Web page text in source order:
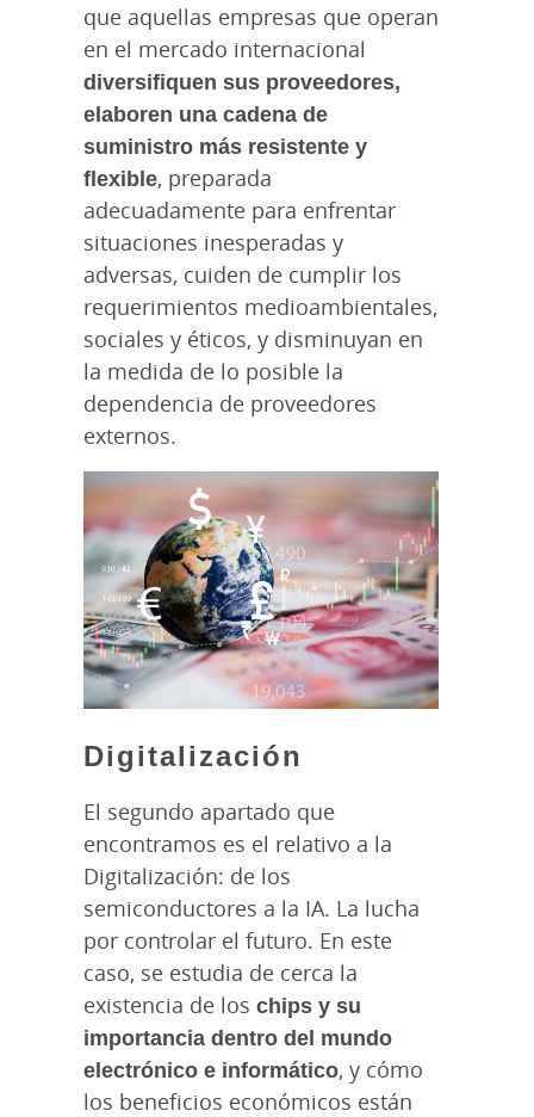
que aquellas empresas que operan
en el mercado internacional
diversifiquen sus proveedores,
elaboren una cadena de
suministro más resistente y
flexible, preparada
adecuadamente para enfrentar
situaciones inesperadas y
adversas, cuiden de cumplir los
requerimientos medioambientales,
sociales y éticos, y disminuyan en
la medida de lo posible la
dependencia de proveedores
externos.
Digitalización
El segundo apartado que
encontramos es el relativo a la
Digitalización: de los
semiconductores a la IA. La lucha
por controlar el futuro. En este
caso, se estudia de cerca la
existencia de los chips y su
importancia dentro del mundo
electrónico e informático, y cómo
los beneficios económicos están